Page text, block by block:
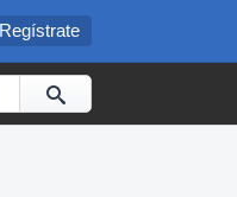
Regístrate